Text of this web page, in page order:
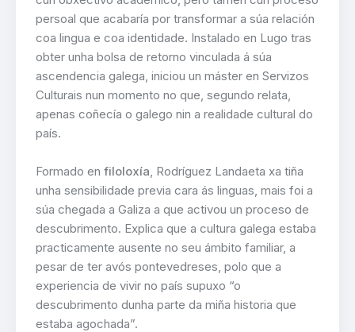
persoal que acabaría por transformar a súa relación
coa lingua e coa identidade. Instalado en Lugo tras
obter unha bolsa de retorno vinculada á súa
ascendencia galega, iniciou un máster en Servizos
Culturais nun momento no que, segundo relata,
apenas coñecía o galego nin a realidade cultural do
país.
Formado en filoloxía , Rodríguez Landaeta xa tiña
unha sensibilidade previa cara ás linguas, mais foi a
súa chegada a Galiza a que activou un proceso de
descubrimento. Explica que a cultura galega estaba
practicamente ausente no seu ámbito familiar, a
pesar de ter avós pontevedreses, polo que a
experiencia de vivir no país supuxo “o
descubrimento dunha parte da miña historia que
estaba agochada”.